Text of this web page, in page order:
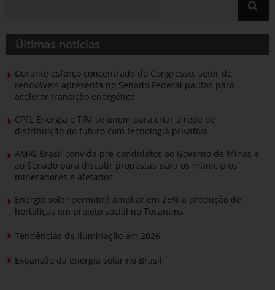
Últimas notícias
Durante esforço concentrado do Congresso, setor de
renováveis apresenta no Senado Federal pautas para
acelerar transição energética
CPFL Energia e TIM se unem para criar a rede de
distribuição do futuro com tecnologia privativa
AMIG Brasil convida pré-candidatos ao Governo de Minas e
ao Senado para discutir propostas para os municípios
mineradores e afetados
Energia solar permitirá ampliar em 25% a produção de
hortaliças em projeto social no Tocantins
Tendências de Iluminação em 2026
Expansão da energia solar no Brasil